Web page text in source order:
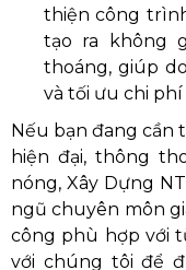
thiện công
tạo ra không
thoáng, giúp
và tối ưu chi phí
Nếu bạn đang cần
hiện đại, thông
nóng, Xây Dựng
ngũ chuyên môn
công phù hợp với
với chúng tôi để